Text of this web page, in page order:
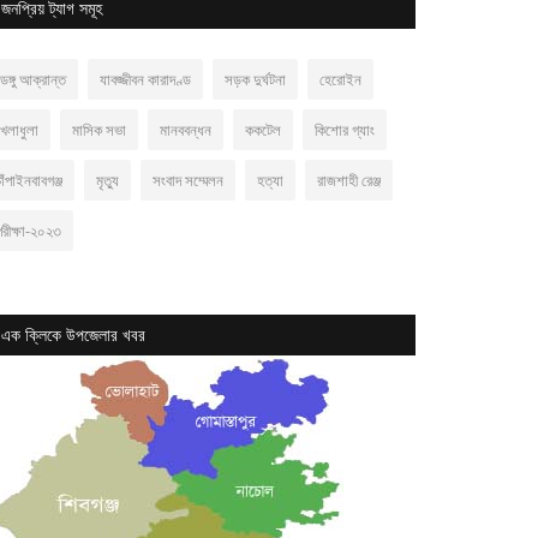
জনপ্রিয় ট্যাগ সমূহ
আক্রান্ত যাবজ্জীবন কারাদণ্ড সড়ক দুর্ঘটনা হেরোইন
মাসিক সভা মানববন্ধন ককটেল কিশোর গ্যাং
মৃত্যু সংবাদ সম্মেলন হত্যা রাজশাহী রেঞ্জ
২০২৩
এক ক্লিকে উপজেলার খবর